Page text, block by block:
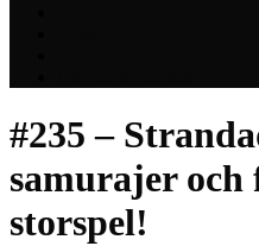
#235 –
samurajer och
storspel!